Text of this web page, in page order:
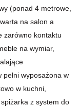
(ponad 4 metrowe,
na salon a
zarówno kontaktu
na wymiar,
wyposażona w
w kuchni,
z system do